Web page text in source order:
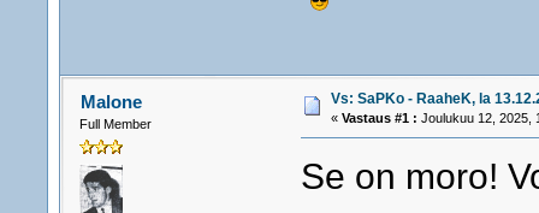
Malone
Full Member
Vs: SaPKo - RaaheK, la
«Vastaus #1 : Joulukuu 12, 2025,
Se on moro!